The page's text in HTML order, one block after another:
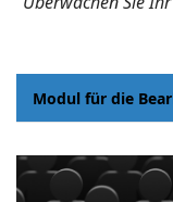
Modul für die